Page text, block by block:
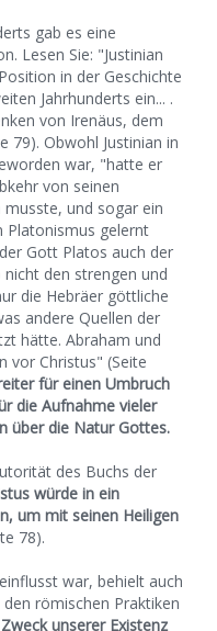
gab es eine
Lesen Sie: "Justinian
in der Geschichte
Jahrhunderts ein... .
von Irenäus, dem
79). Obwohl Justinian in
war, "hatte er
von seinen
und sogar ein
Platonismus gelernt
Gott Platos auch der
den strengen und
die Hebräer göttliche
andere Quellen der
hätte. Abraham und
vor Christus" (Seite
für einen Umbruch
die Aufnahme vieler
über die Natur Gottes.
des Buchs der
würde in ein
um mit seinen Heiligen
78).
war, behielt auch
römischen Praktiken
unserer Existenz